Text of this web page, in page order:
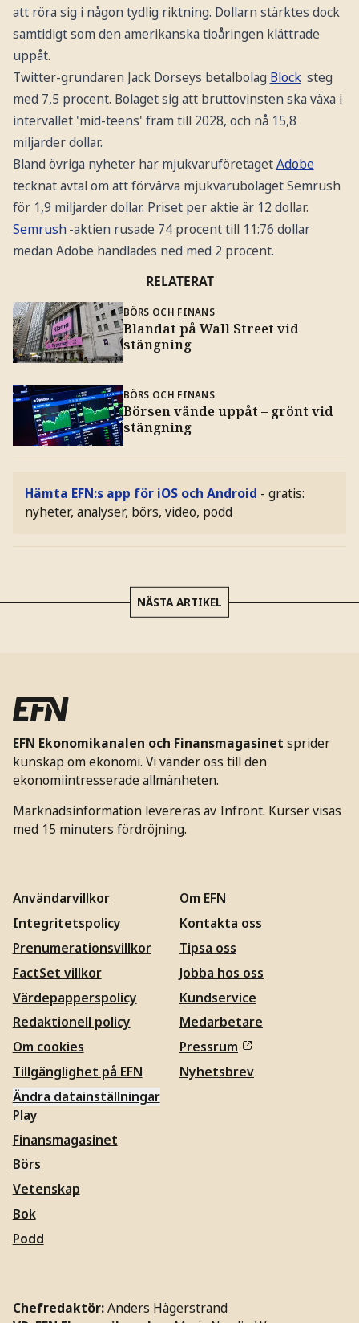
att röra sig i någon tydlig riktning. Dollarn stärktes dock
samtidigt som den amerikanska tioåringen klättrade
uppåt.
Twitter-grundaren Jack Dorseys betalbolag Block steg
med 7,5 procent. Bolaget sig att bruttovinsten ska växa i
intervallet 'mid-teens' fram till 2028, och nå 15,8
miljarder dollar.
Bland övriga nyheter har mjukvaruföretagetAdobe
tecknat avtal om att förvärva mjukvarubolaget Semrush
för 1,9 miljarder dollar. Priset per aktie är 12 dollar.
Semrush -aktien rusade 74 procent till 11:76 dollar
medan Adobe handlades ned med 2 procent.
RELATERAT
BÖRS OCH FINANS
Blandat på Wall Street vid
stängning
BÖRS OCH FINANS
Börsen vände uppåt – grönt vid
stängning
Hämta EFN:s app för iOS och Android - gratis:
nyheter, analyser, börs, video, podd
NÄSTA ARTIKEL
EFN Ekonomikanalen och Finansmagasinet sprider
kunskap om ekonomi. Vi vänder oss till den
ekonomiintresserade allmänheten.
Marknadsinformation levereras av Infront. Kurser visas
med 15 minuters fördröjning.
Användarvillkor
Integritetspolicy
Prenumerationsvillkor
FactSet villkor
Värdepapperspolicy
Redaktionell policy
Om cookies
Tillgänglighet på EFN
Ändra datainställningar
Om EFN
Kontakta oss
Tipsa oss
Jobba hos oss
Kundservice
Medarbetare
Pressrum
Nyhetsbrev
Play
Finansmagasinet
Börs
Vetenskap
Bok
Podd
Chefredaktör:Anders Hägerstrand